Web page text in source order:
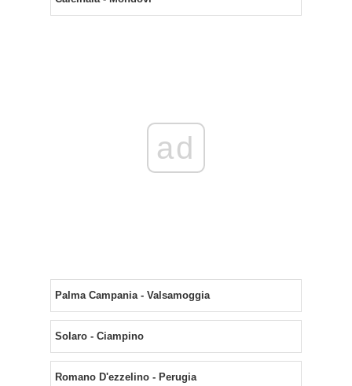
ad
Palma Campania - Valsamoggia
Solaro - Ciampino
Romano D'ezzelino - Perugia